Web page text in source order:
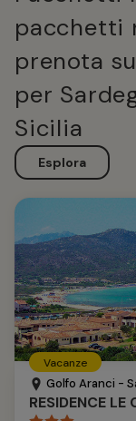
pacchetti
prenota
per
Sicilia
Esplora
Vacanze
Golfo Aranci -
RESIDENCE LE